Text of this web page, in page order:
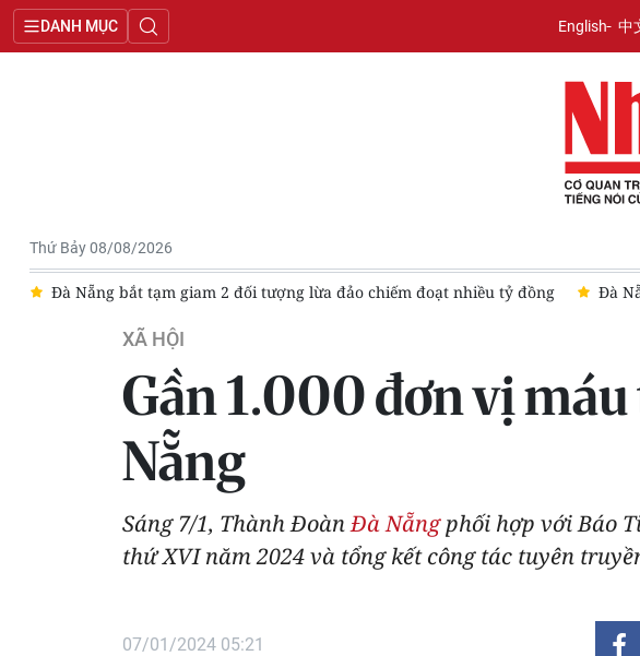
DANH MỤC English 中
Thứ Bảy 08/08/2026
Đà Nẵng: Khai mạc Ngày hội Mùa hè số Hòa Khánh 2026 - Hướng tới nền
XÃ HỘI
Gần 1.000 đơn vị
Nẵng
Sáng 7/1, Thành ĐoànĐà Nẵngphối hợp với Báo
thứ XVI năm 2024 và tổng kết công tác tuyên
07/01/2024 05:21